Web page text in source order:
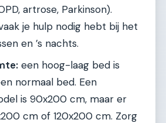
artrose, Parkinson).
je hulp nodig hebt bij het
en ’s nachts.
een hoog-laag bed is
normaal bed. Een
is 90x200 cm, maar er
cm of 120x200 cm. Zorg